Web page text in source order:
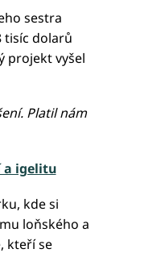
sestra
tisíc dolarů
projekt vyšel
Platil nám
a igelitu
kde si
loňského a
kteří se